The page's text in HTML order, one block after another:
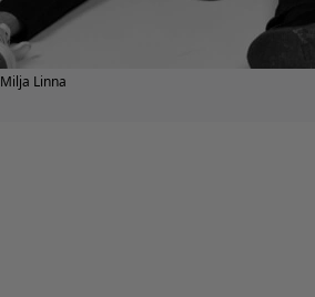
Milja Linna